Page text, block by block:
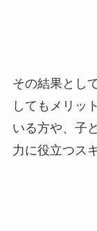
その結果とし
してもメリッ
いる方や、子
力に役立つス